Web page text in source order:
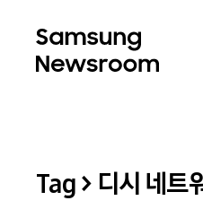
Tag > 디시 네트